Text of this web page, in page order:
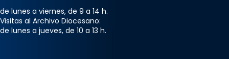
de lunes a viernes, de 9 a 14 h.
Visitas al Archivo Diocesano:
de lunes a jueves, de 10 a 13 h.